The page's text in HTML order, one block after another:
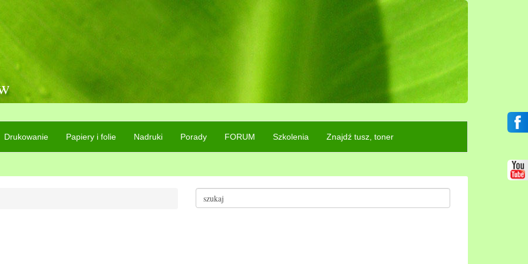
Drukowanie Papiery i folie Nadruki Porady FORUM Szkolenia Znajdź tusz, toner